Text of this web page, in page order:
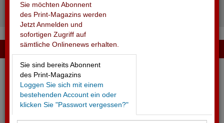
Sie möchten Abonnent
des Print-Magazins werden
Jetzt Anmelden und
sofortigen Zugriff auf
sämtliche Onlinenews erhalten.
Sie sind bereits Abonnent
des Print-Magazins
Loggen Sie sich mit einem
bestehenden Account ein oder
klicken Sie "Passwort vergessen?"
Passwort vergessen?
Noch nicht registriert?
16.05.2026 - EVZ
Update zur Stadion-Erweiterung